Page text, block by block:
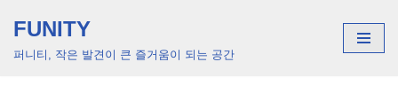
콘
FUNITY
퍼니티, 작은 발견이 큰 즐거움이 되는 공간